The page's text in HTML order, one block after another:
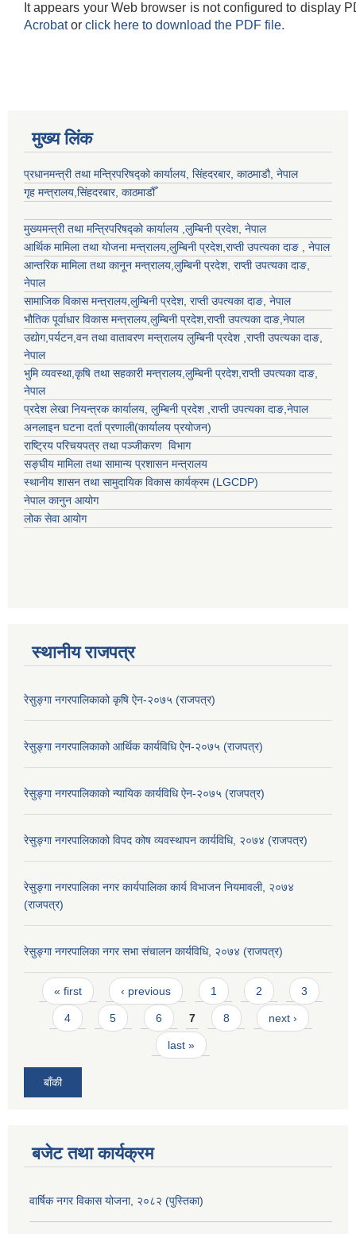
It appears your Web browser is not configured to display
Acrobator click here to download the PDF file.
मुख्य लिंक
प्रधानमन्त्री तथा मन्त्रिपरिषद्को कार्यालय, सिंहदरबार, काठमाडौ, नेपाल
गृह मन्त्रालय,सिंहदरबार, काठमाडौँ
मुख्यमन्त्री तथा मन्त्रिपरिषद्को कार्यालय ,लुम्बिनी प्रदेश, नेपाल
आर्थिक मामिला तथा योजना मन्त्रालय,लुम्बिनी प्रदेश,राप्ती उपत्यका दाङ , नेपाल
आन्तरिक मामिला तथा कानून मन्त्रालय,लुम्बिनी प्रदेश, राप्ती उपत्यका दाङ,
नेपाल
सामाजिक विकास मन्त्रालय,लुम्बिनी प्रदेश, राप्ती उपत्यका दाङ, नेपाल
भौतिक पूर्वाधार विकास मन्त्रालय,लुम्बिनी प्रदेश,राप्ती उपत्यका दाङ,नेपाल
उद्याेग,पर्यटन,वन तथा वातावरण मन्त्रालय लुम्बिनी प्रदेश ,राप्ती उपत्यका दाङ,
नेपाल
भुमि व्यवस्था,कृषि तथा सहकारी मन्त्रालय,लुम्बिनी प्रदेश,राप्ती उपत्यका दाङ,
नेपाल
प्रदेश लेखा नियन्त्रक कार्यालय, लुम्बिनी प्रदेश ,राप्ती उपत्यका दाङ,नेपाल
अनलाइन घटना दर्ता प्रणाली(कार्यालय प्रयोजन)
राष्ट्रिय परिचयपत्र तथा पञ्जीकरण विभाग
सङ्घीय मामिला तथा सामान्य प्रशासन मन्त्रालय
स्थानीय शासन तथा सामुदायिक विकास कार्यक्रम (LGCDP)
नेपाल कानुन आयोग
लोक सेवा आयोग
स्थानीय राजपत्र
रेसुङ्गा नगरपालिकाको कृषि ऐन-२०७५ (राजपत्र)
रेसुङ्गा नगरपालिकाको आर्थिक कार्यविधि ऐन-२०७५ (राजपत्र)
रेसुङ्गा नगरपालिकाको न्यायिक कार्यविधि ऐन-२०७५ (राजपत्र)
रेसुङ्गा नगरपालिकाको विपद कोष व्यवस्थापन कार्यविधि, २०७४ (राजपत्र)
रेसुङ्गा नगरपालिका नगर कार्यपालिका कार्य विभाजन नियमावली, २०७४
(राजपत्र)
रेसुङ्गा नगरपालिका नगर सभा संचालन कार्यविधि, २०७४ (राजपत्र)
Pages
« first ‹ previous 1 2 3
4 5 6 7 8 next ›
last »
बाँकी
बजेट तथा कार्यक्रम
वार्षिक नगर विकास योजना, २०८२ (पुस्तिका)